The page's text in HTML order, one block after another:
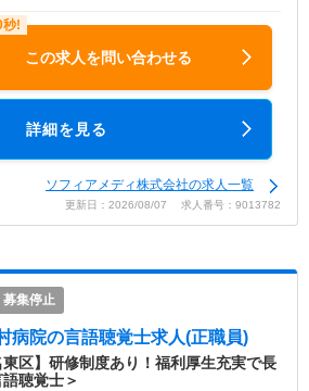
この求人を問い合わせる
詳細を見る
ソフィアメディ株式会社の求人一覧
更新日：2026/08/07 求人番号：9013782
募集停止
病院の言語聴覚士求人(正職員)
東区】研修制度あり！福利厚生充実で長
聴覚士＞